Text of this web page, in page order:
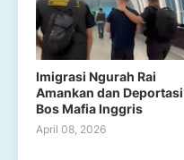
Imigrasi Ngurah Rai
Amankan dan Deportasi
Bos Mafia Inggris
April 08, 2026